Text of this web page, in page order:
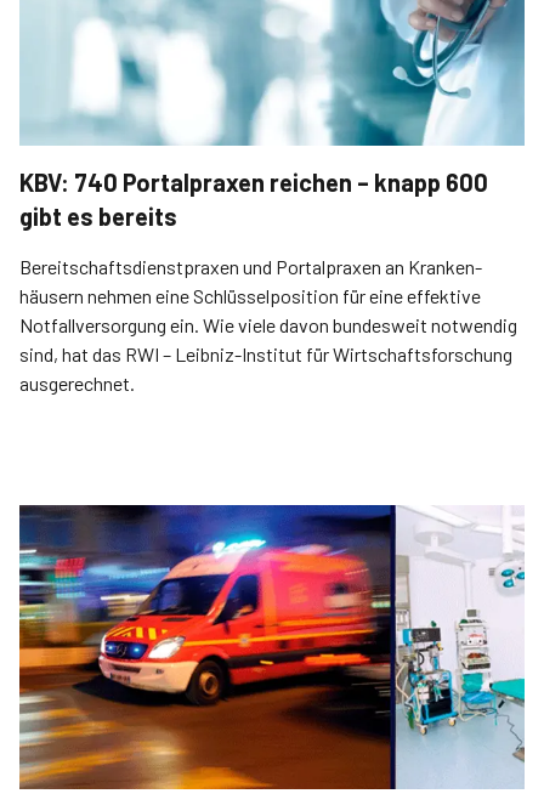
KBV: 740 Portalpraxen reichen – knapp 600
gibt es bereits
Bereitschaftsdienstpraxen und Portalpraxen an Kranken­
häusern nehmen eine Schlüsselposition für eine effektive
Notfallver­sorgung ein. Wie viele davon bundesweit notwendig
sind, hat das RWI – Leibniz-Institut für Wirtschaftsforschung
ausgerechnet.